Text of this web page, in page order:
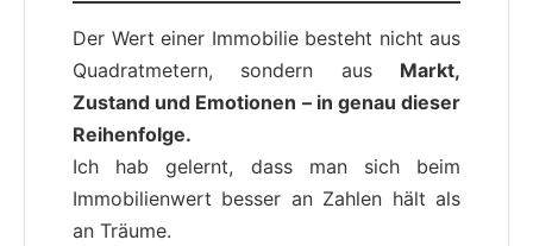
Der Wert einer Immobilie besteht nicht aus
Quadratmetern, sondern aus Markt,
Zustand und Emotionen – in genau dieser
Reihenfolge.
Ich hab gelernt, dass man sich beim
Immobilienwert besser an Zahlen hält als
an Träume.